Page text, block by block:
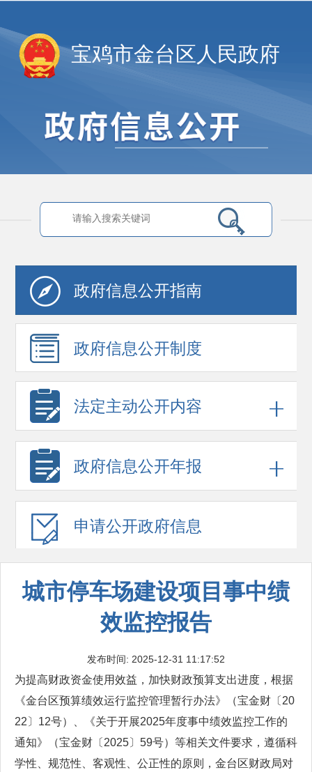
宝鸡市金台区人民政府
政府信息公开指南
政府信息公开制度
法定主动公开内容
政府信息公开年报
申请公开政府信息
城市停车场建设项目事中绩
效监控报告
发布时间: 2025-12-31 11:17:52
为提高财政资金使用效益，加快财政预算支出进度，根据
《金台区预算绩效运行监控管理暂行办法》（宝金财〔20
22〕12号）、《关于开展2025年度事中绩效监控工作的
通知》（宝金财〔2025〕59号）等相关文件要求，遵循科
学性、规范性、客观性、公正性的原则，金台区财政局对